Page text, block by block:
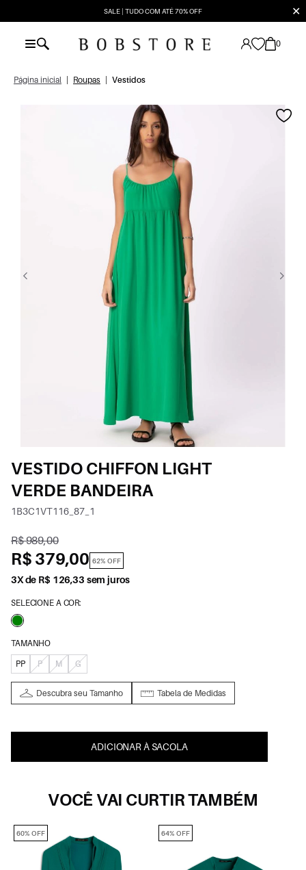
SALE | TUDO COM ATÉ 70% OFF ✕
0
Página inicial Roupas Vestidos
VESTIDO CHIFFON LIGHT
VERDE BANDEIRA
1B3C1VT116_87_1
R$ 989,00
R$ 379,00 62% OFF
3X de R$ 126,33 sem juros
SELECIONE A COR:
TAMANHO
PP
P M G
Descubra seu Tamanho Tabela de Medidas
ADICIONAR À SACOLA
VOCÊ VAI CURTIR TAMBÉM
60% OFF 64% OFF